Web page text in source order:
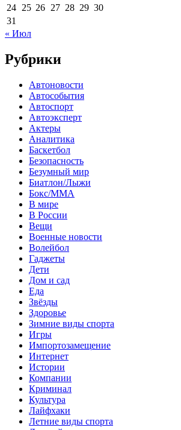
24 25 26 27 28 29 30
31
« Июл
Рубрики
Автоновости
Автособытия
Автоспорт
Автоэксперт
Актеры
Аналитика
Баскетбол
Безопасность
Безумный мир
Биатлон/Лыжи
Бокс/MMA
В мире
В России
Вещи
Военные новости
Волейбол
Гаджеты
Дети
Дом и сад
Еда
Звёзды
Здоровье
Зимние виды спорта
Игры
Импортозамещение
Интернет
Истории
Компании
Криминал
Культура
Лайфхаки
Летние виды спорта